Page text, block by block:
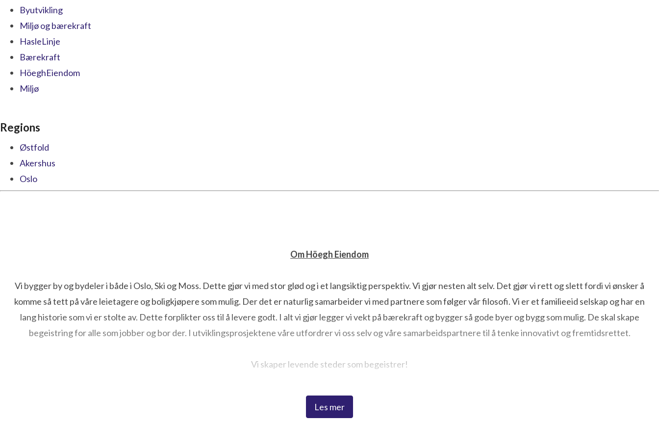
Byutvikling
Miljø og bærekraft
HasleLinje
Bærekraft
HöeghEiendom
Miljø
Regions
Østfold
Akershus
Oslo
Om Höegh Eiendom
Vi bygger by og bydeler i både i Oslo, Ski og Moss. Dette gjør vi med stor glød og i et langsiktig perspektiv. Vi gjør nesten alt selv. Det gjør vi rett og slett fordi vi ønsker å
komme så tett på våre leietagere og boligkjøpere som mulig. Der det er naturlig samarbeider vi med partnere som følger vår filosofi. Vi er et familieeid selskap og har en
lang historie som vi er stolte av. Dette forplikter oss til å levere godt. I alt vi gjør legger vi vekt på bærekraft og bygger så gode byer og bygg som mulig. De skal skape
begeistring for alle som jobber og bor der. I utviklingsprosjektene våre utfordrer vi oss selv og våre samarbeidspartnere til å tenke innovativt og fremtidsrettet.
Vi skaper levende steder som begeistrer!
Höegh Eiendom i tall:
Les mer